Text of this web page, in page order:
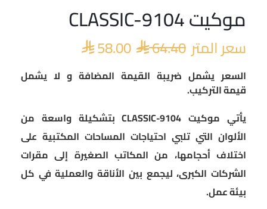
موكيت CLASSIC-9104
سعر المتر 64.40
السعر
الأصلي
هو:
 64.40.
58.00
السعر
الحالي
هو:
 58.00.
السعر يشمل ضريبة القيمة المضافة و لا يشمل
قيمة التركيب.
يأتي موكيت CLASSIC-9104 بتشكيلة واسعة من
الألوان التي تلبي احتياجات المساحات المكتبية على
اختلاف أحجامها، من المكاتب الصغيرة إلى مقرات
الشركات الكبرى، ليجمع بين الأناقة والعملية في كل
بيئة عمل.